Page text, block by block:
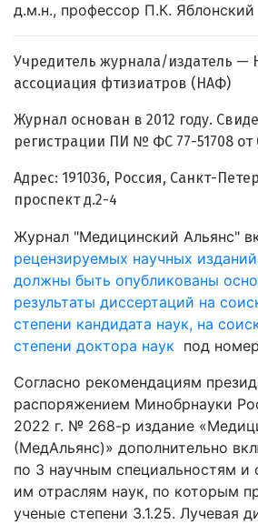
д.м.н., профессор П.К. Яблонский
Учредитель журнала/издатель —
ассоциация фтизиатров (НАФ)
Журнал основан в 2012 году.
регистрации ПИ № ФС 77-51708 от
Адрес: 191036, Россия, Санкт-
проспект д.2-4
Журнал "Медицинский Альянс"
рецензируемых научных
должны быть опубликованы
результаты диссертаций на
степени кандидата наук, на
степени доктора наук под
Согласно рекомендациям
распоряжением Минобрнауки
2022 г. № 268-р издание
(МедАльянс)» дополнительно
по 3 научным специальностям
им отраслям наук, по которым
ученые степени 3.1.25. Лучевая